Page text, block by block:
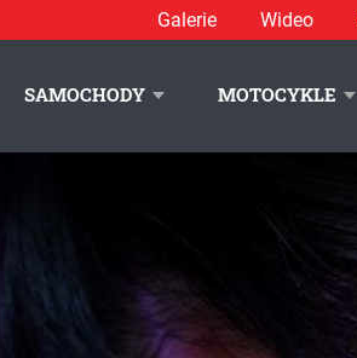
Galerie Wideo
SAMOCHODY MOTOCYKLE